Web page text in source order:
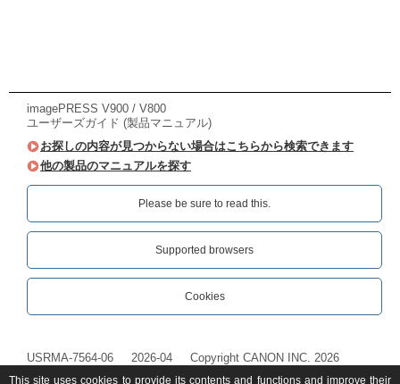
imagePRESS V900 / V800
ユーザーズガイド (製品マニュアル)
お探しの内容が見つからない場合はこちらから検索できます
他の製品のマニュアルを探す
Please be sure to read this.‎
Supported browsers
Cookies
USRMA-7564-06 2026-04 Copyright CANON INC. 2026
This site uses cookies to provide its contents and functions and improve their